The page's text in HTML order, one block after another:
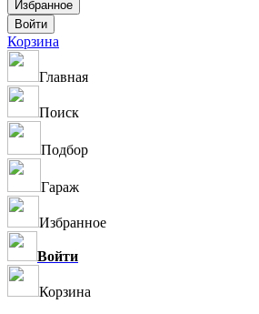
Корзина
Главная
Поиск
Подбор
Гараж
Избранное
Войти
Корзина